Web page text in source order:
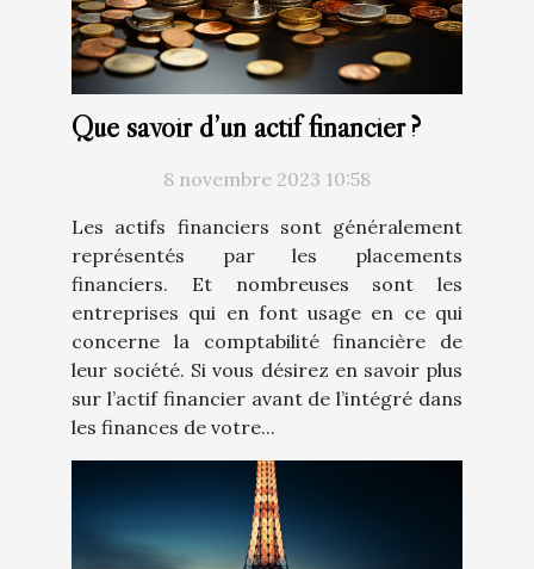
Que savoir d’un actif financier ?
8 novembre 2023 10:58
Les actifs financiers sont généralement
représentés par les placements
financiers. Et nombreuses sont les
entreprises qui en font usage en ce qui
concerne la comptabilité financière de
leur société. Si vous désirez en savoir plus
sur l’actif financier avant de l’intégré dans
les finances de votre...